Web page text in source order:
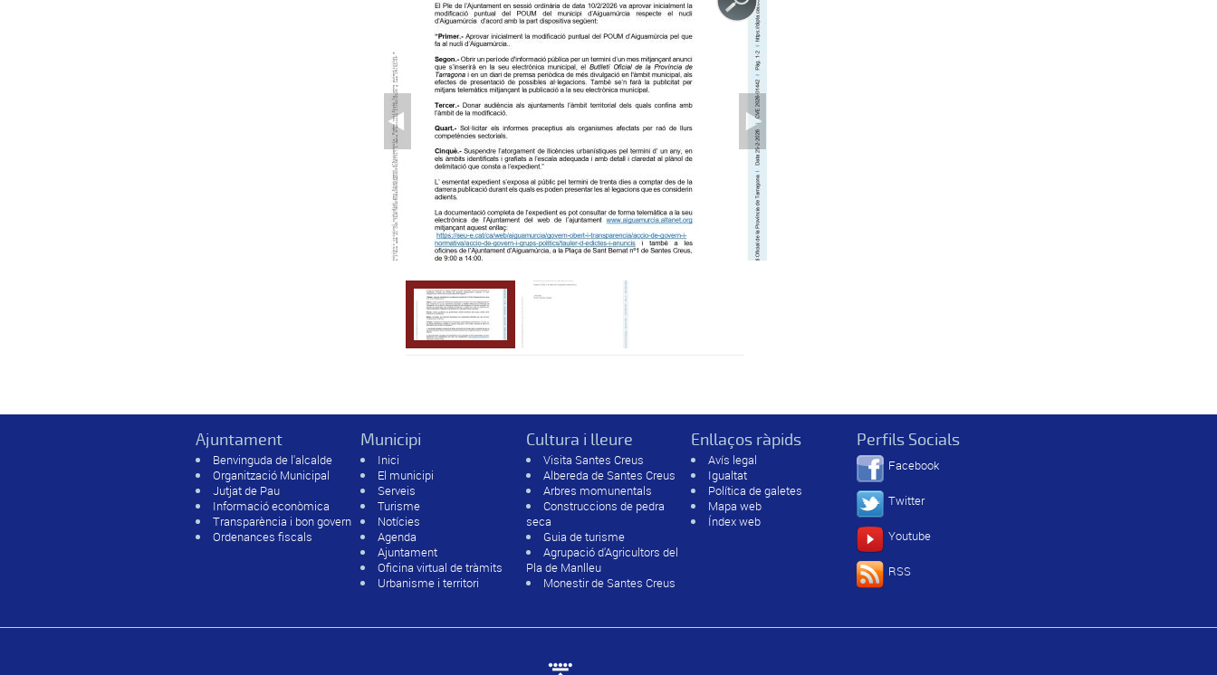
Ajuntament
Benvinguda de l'alcalde
Organització Municipal
Jutjat de Pau
Informació econòmica
Transparència i bon govern
Ordenances fiscals
Municipi
Inici
El municipi
Serveis
Turisme
Notícies
Agenda
Ajuntament
Oficina virtual de tràmits
Urbanisme i territori
Cultura i lleure
Visita Santes Creus
Albereda de Santes Creus
Arbres momunentals
Construccions de pedra
seca
Guia de turisme
Agrupació d'Agricultors del
Pla de Manlleu
Monestir de Santes Creus
Enllaços ràpids
Avís legal
Igualtat
Política de galetes
Mapa web
Índex web
Perfils Socials
Facebook
Twitter
Youtube
RSS